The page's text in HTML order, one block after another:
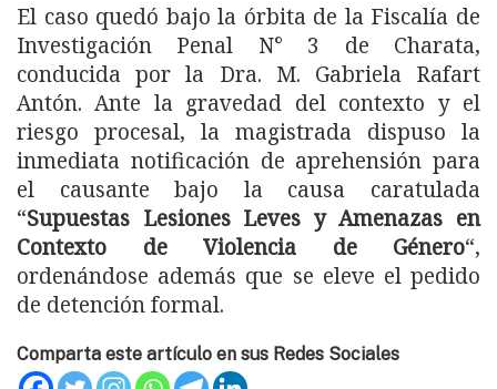
El caso quedó bajo la órbita de la Fiscalía de
Investigación Penal N° 3 de Charata,
conducida por la Dra. M. Gabriela Rafart
Antón. Ante la gravedad del contexto y el
riesgo procesal, la magistrada dispuso la
inmediata notificación de aprehensión para
el causante bajo la causa caratulada
“Supuestas Lesiones Leves y Amenazas en
Contexto de Violencia de Género“,
ordenándose además que se eleve el pedido
de detención formal.
Comparta este artículo en sus Redes Sociales